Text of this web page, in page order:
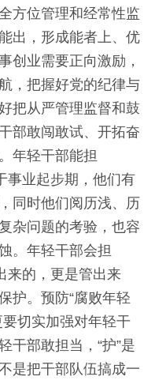
方位管理和经常性监
出，形成能者上、优
创业需要正向激励，
，把握好党的纪律与
把从严管理监督和鼓
部敢闯敢试、开拓奋
年轻干部能担
事业起步期，他们有
同时他们阅历浅、历
杂问题的考验，也容
。年轻干部会担
来的，更是管出来
护。预防“腐败年轻
切实加强对年轻干
干部敢担当，“护”是
是把干部队伍搞成一